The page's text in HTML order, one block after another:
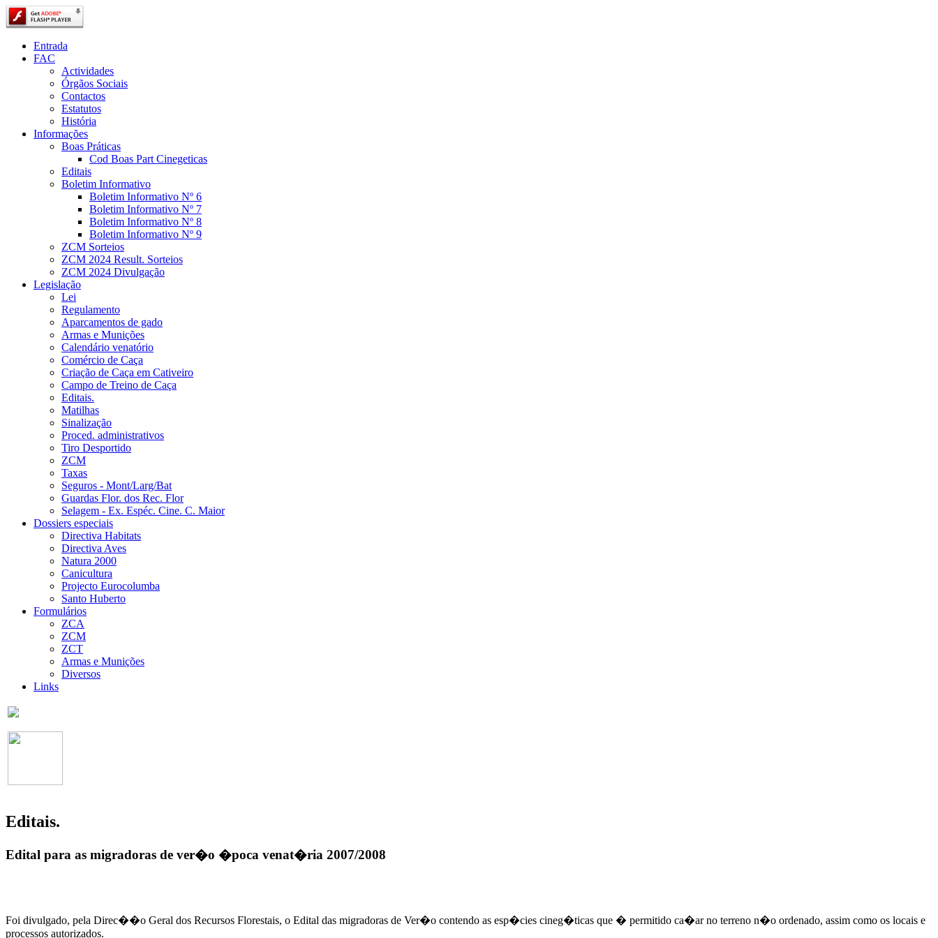
Entrada
FAC
Actividades
Órgãos Sociais
Contactos
Estatutos
História
Informações
Boas Práticas
Cod Boas Part Cinegeticas
Editais
Boletim Informativo
Boletim Informativo Nº 6
Boletim Informativo Nº 7
Boletim Informativo Nº 8
Boletim Informativo Nº 9
ZCM Sorteios
ZCM 2024 Result. Sorteios
ZCM 2024 Divulgação
Legislação
Lei
Regulamento
Aparcamentos de gado
Armas e Munições
Calendário venatório
Comércio de Caça
Criação de Caça em Cativeiro
Campo de Treino de Caça
Editais.
Matilhas
Sinalização
Proced. administrativos
Tiro Desportido
ZCM
Taxas
Seguros - Mont/Larg/Bat
Guardas Flor. dos Rec. Flor
Selagem - Ex. Espéc. Cine. C. Maior
Dossiers especiais
Directiva Habitats
Directiva Aves
Natura 2000
Canicultura
Projecto Eurocolumba
Santo Huberto
Formulários
ZCA
ZCM
ZCT
Armas e Munições
Diversos
Links
Editais.
Edital para as migradoras de ver�o �poca venat�ria 2007/2008
Foi divulgado, pela Direc��o Geral dos Recursos Florestais, o Edital das migradoras de Ver�o contendo as esp�cies cineg�ticas que � permitido ca�ar no terreno n�o ordenado, assim como os locais e
processos autorizados.